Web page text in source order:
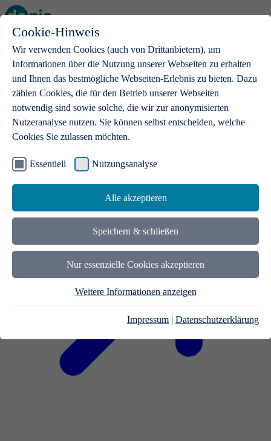
Cookie-Hinweis
Wir verwenden Cookies (auch von Drittanbietern), um
Informationen über die Nutzung unserer Webseiten zu erhalten
und Ihnen das bestmögliche Webseiten-Erlebnis zu bieten. Dazu
zählen Cookies, die für den Betrieb unserer Webseiten
notwendig sind sowie solche, die wir zur anonymisierten
Nutzeranalyse nutzen. Sie können selbst entscheiden, welche
Cookies Sie zulassen möchten.
Essentiell Nutzungsanalyse
Alle akzeptieren
Speichern & schließen
Nur essenzielle Cookies akzeptieren
Weitere Informationen anzeigen
Impressum | Datenschutzerklärung
Open main menu
.de-Domains
Mit einer .de-Domain erhalten Ideen eine Bühne